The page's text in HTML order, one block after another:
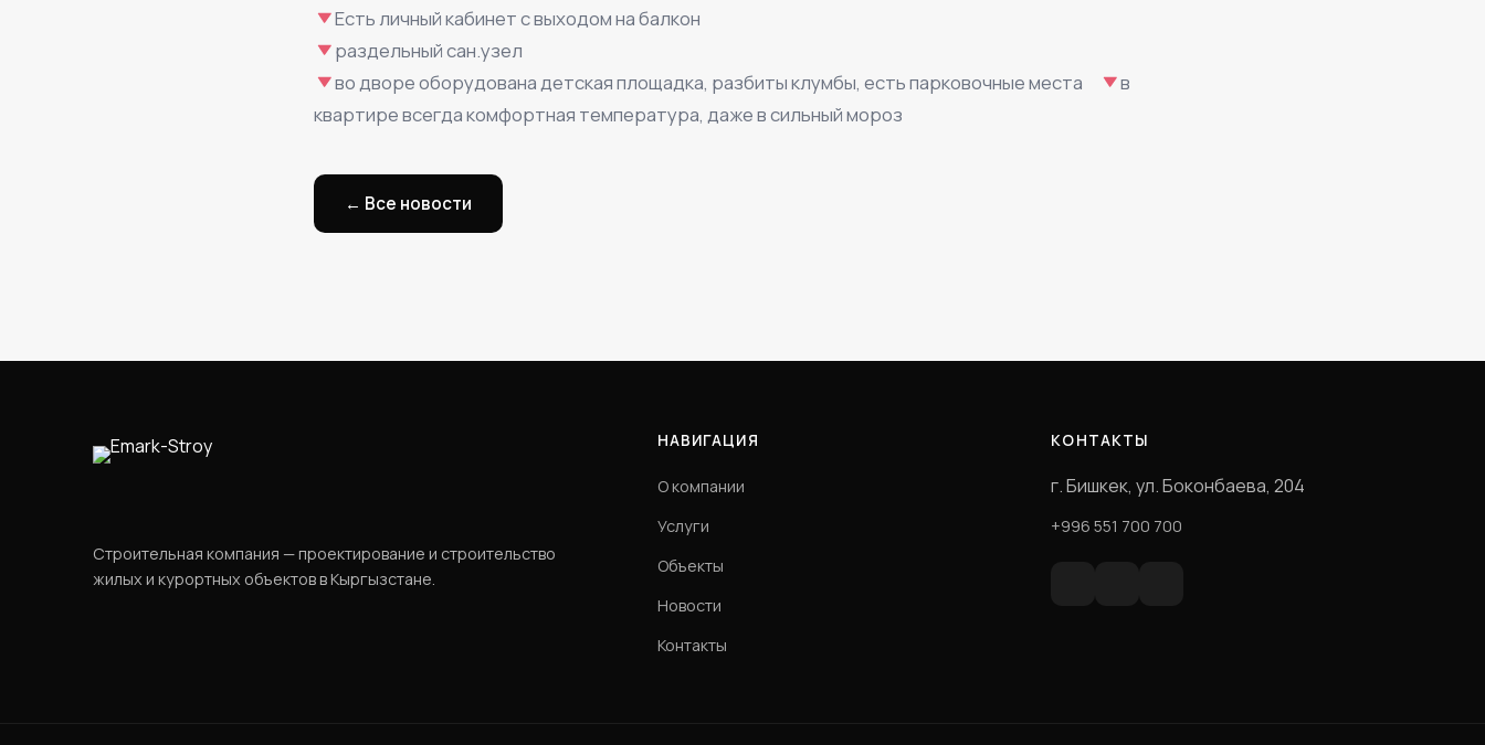
Есть личный кабинет с выходом на балкон
раздельный сан.узел
во дворе оборудована детская площадка, разбиты клумбы, есть парковочные места⠀
в
квартире всегда комфортная температура, даже в сильный мороз⠀
← Все новости
Строительная компания — проектирование и строительство
жилых и курортных объектов в Кыргызстане.
НАВИГАЦИЯ
О компании
Услуги
Объекты
Новости
Контакты
КОНТАКТЫ
г. Бишкек, ул. Боконбаева, 204
+996 551 700 700